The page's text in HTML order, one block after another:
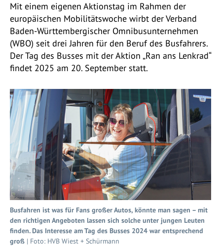
Mit einem eigenen Aktionstag im Rahmen der
europäischen Mobilitätswoche wirbt der Verband
Baden-Württembergischer Omnibusunternehmen
(WBO) seit drei Jahren für den Beruf des Busfahrers.
Der Tag des Busses mit der Aktion „Ran ans Lenkrad“
findet 2025 am 20. September statt.
Busfahren ist was für Fans großer Autos, könnte man sagen – mit
den richtigen Angeboten lassen sich solche unter jungen Leuten
finden. Das Interesse am Tag des Busses 2024 war entsprechend
groß | Foto: HVB Wiest + Schürmann